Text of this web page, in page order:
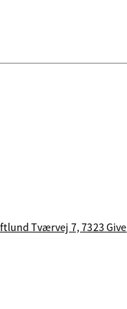
Tværvej 7, 7323 Give